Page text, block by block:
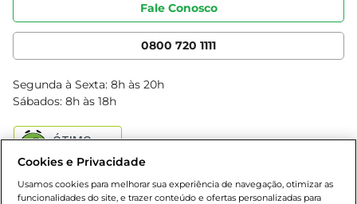
Cencosud Media
Serviços
Clube Bretas
Blog Bretas
Black Friday
Fale Conosco
0800 720 1111
Segunda à Sexta: 8h às 20h
Sábados: 8h às 18h
Cookies e Privacidade
Usamos cookies para melhorar sua experiência de navegação, otimizar as
funcionalidades do site, e trazer conteúdo e ofertas personalizadas para